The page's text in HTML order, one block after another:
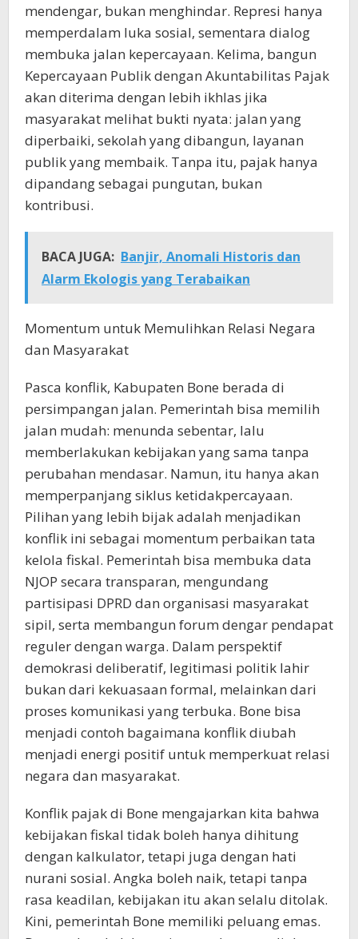
mendengar, bukan menghindar. Represi hanya
memperdalam luka sosial, sementara dialog
membuka jalan kepercayaan. Kelima, bangun
Kepercayaan Publik dengan Akuntabilitas Pajak
akan diterima dengan lebih ikhlas jika
masyarakat melihat bukti nyata: jalan yang
diperbaiki, sekolah yang dibangun, layanan
publik yang membaik. Tanpa itu, pajak hanya
dipandang sebagai pungutan, bukan
kontribusi.
BACA JUGA: Banjir, Anomali Historis dan
Alarm Ekologis yang Terabaikan
Momentum untuk Memulihkan Relasi Negara
dan Masyarakat
Pasca konflik, Kabupaten Bone berada di
persimpangan jalan. Pemerintah bisa memilih
jalan mudah: menunda sebentar, lalu
memberlakukan kebijakan yang sama tanpa
perubahan mendasar. Namun, itu hanya akan
memperpanjang siklus ketidakpercayaan.
Pilihan yang lebih bijak adalah menjadikan
konflik ini sebagai momentum perbaikan tata
kelola fiskal. Pemerintah bisa membuka data
NJOP secara transparan, mengundang
partisipasi DPRD dan organisasi masyarakat
sipil, serta membangun forum dengar pendapat
reguler dengan warga. Dalam perspektif
demokrasi deliberatif, legitimasi politik lahir
bukan dari kekuasaan formal, melainkan dari
proses komunikasi yang terbuka. Bone bisa
menjadi contoh bagaimana konflik diubah
menjadi energi positif untuk memperkuat relasi
negara dan masyarakat.
Konflik pajak di Bone mengajarkan kita bahwa
kebijakan fiskal tidak boleh hanya dihitung
dengan kalkulator, tetapi juga dengan hati
nurani sosial. Angka boleh naik, tetapi tanpa
rasa keadilan, kebijakan itu akan selalu ditolak.
Kini, pemerintah Bone memiliki peluang emas.